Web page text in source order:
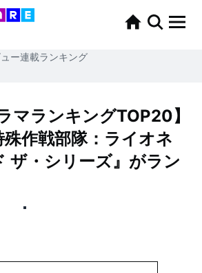
ー連載ランキング
マランキングTOP20】
作戦部隊：ライオネ
ザ・シリーズ』がラン